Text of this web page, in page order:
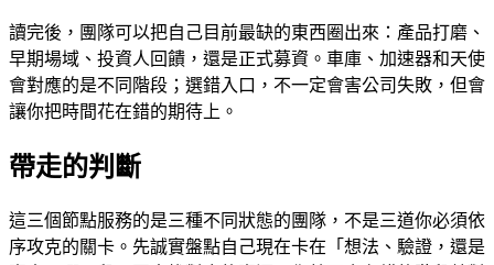
讀完後，團隊可以把自己目前最缺的東西圈出來：產品打磨、
早期場域、投資人回饋，還是正式募資。車庫、加速器和天使
會對應的是不同階段；選錯入口，不一定會害公司失敗，但會
讓你把時間花在錯的期待上。
帶走的判斷
這三個節點服務的是三種不同狀態的團隊，不是三道你必須依
序攻克的關卡。先誠實盤點自己現在卡在「想法、驗證，還是